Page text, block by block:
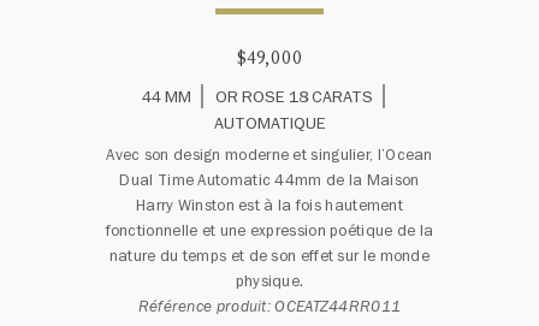
$49,000
44 MM
OR ROSE 18 CARATS
AUTOMATIQUE
Avec son design moderne et singulier, l’Ocean
Dual Time Automatic 44mm de la Maison
Harry Winston est à la fois hautement
fonctionnelle et une expression poétique de la
nature du temps et de son effet sur le monde
physique.
Référence produit: OCEATZ44RR011